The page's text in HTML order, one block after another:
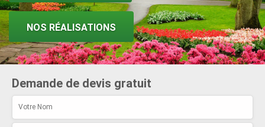
NOS RÉALISATIONS
Demande de devis gratuit